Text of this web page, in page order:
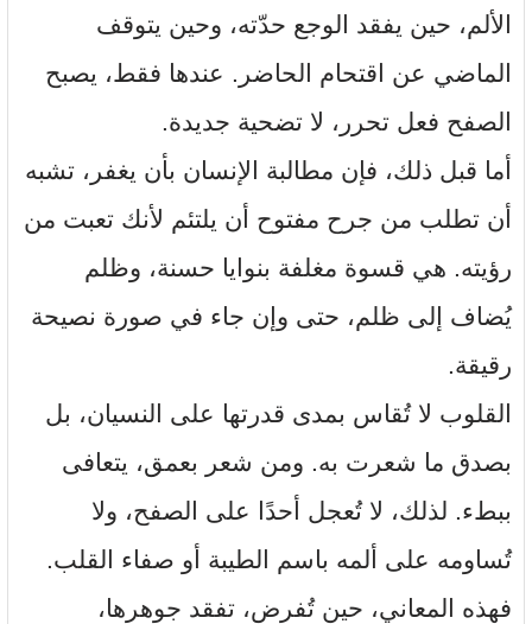
الألم، حين يفقد الوجع حدّته، وحين يتوقف
الماضي عن اقتحام الحاضر. عندها فقط، يصبح
الصفح فعل تحرر، لا تضحية جديدة.
أما قبل ذلك، فإن مطالبة الإنسان بأن يغفر، تشبه
أن تطلب من جرح مفتوح أن يلتئم لأنك تعبت من
رؤيته. هي قسوة مغلفة بنوايا حسنة، وظلم
يُضاف إلى ظلم، حتى وإن جاء في صورة نصيحة
رقيقة.
القلوب لا تُقاس بمدى قدرتها على النسيان، بل
بصدق ما شعرت به. ومن شعر بعمق، يتعافى
ببطء. لذلك، لا تُعجل أحدًا على الصفح، ولا
تُساومه على ألمه باسم الطيبة أو صفاء القلب.
فهذه المعاني، حين تُفرض، تفقد جوهرها،